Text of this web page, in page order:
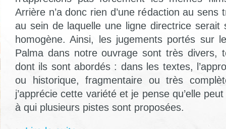
Arrière n’a donc rien d’une rédaction au sens
au sein de laquelle une ligne directrice serait
homogène. Ainsi, les jugements portés sur
Palma dans notre ouvrage sont très divers,
dont ils sont abordés : dans les textes,
ou historique, fragmentaire ou très
j’apprécie cette variété et je pense qu’elle
à qui plusieurs pistes sont proposées.